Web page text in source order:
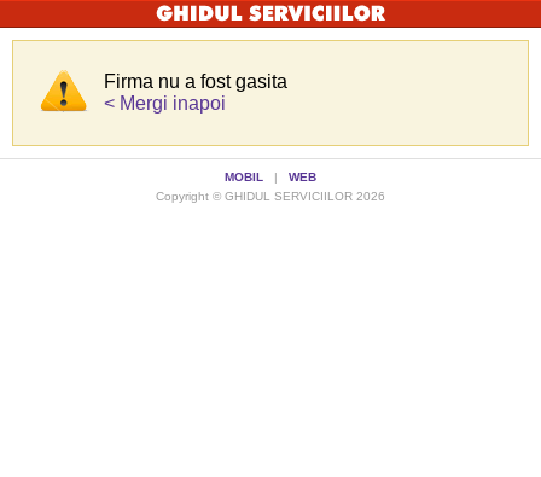
Firma nu a fost gasita
< Mergi inapoi
MOBIL | WEB
Copyright © GHIDUL SERVICIILOR 2026